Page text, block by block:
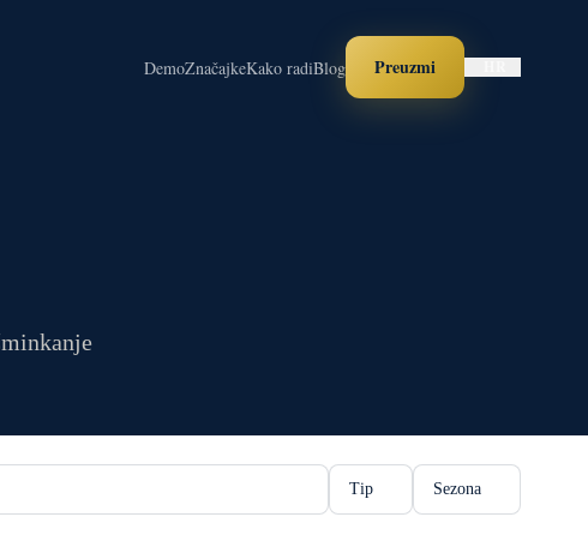
DemoZnačajkeKako radiBlog Preuzmi
Tip Sezona